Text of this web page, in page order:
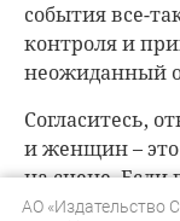
АО «Издательство
события все-
контроля и
неожиданный
Согласитесь,
и женщин – это
на сцене. Если
получить